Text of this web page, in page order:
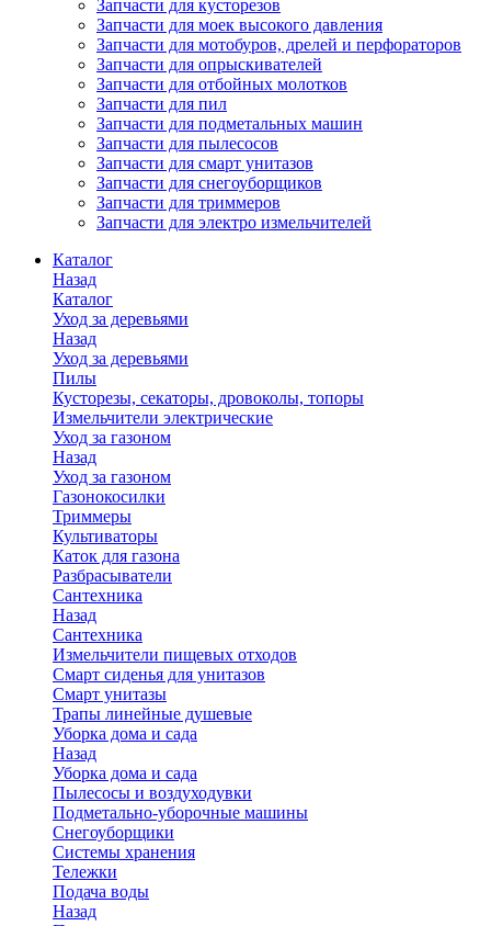
Запчасти для кусторезов
Запчасти для моек высокого давления
Запчасти для мотобуров, дрелей и перфораторов
Запчасти для опрыскивателей
Запчасти для отбойных молотков
Запчасти для пил
Запчасти для подметальных машин
Запчасти для пылесосов
Запчасти для смарт унитазов
Запчасти для снегоуборщиков
Запчасти для триммеров
Запчасти для электро измельчителей
Каталог
Назад
Каталог
Уход за деревьями
Назад
Уход за деревьями
Пилы
Кусторезы, секаторы, дровоколы, топоры
Измельчители электрические
Уход за газоном
Назад
Уход за газоном
Газонокосилки
Триммеры
Культиваторы
Каток для газона
Разбрасыватели
Сантехника
Назад
Сантехника
Измельчители пищевых отходов
Смарт сиденья для унитазов
Смарт унитазы
Трапы линейные душевые
Уборка дома и сада
Назад
Уборка дома и сада
Пылесосы и воздуходувки
Подметально-уборочные машины
Снегоуборщики
Системы хранения
Тележки
Подача воды
Назад